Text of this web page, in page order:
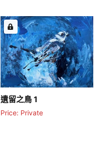
遺留之鳥 1
Price: Private